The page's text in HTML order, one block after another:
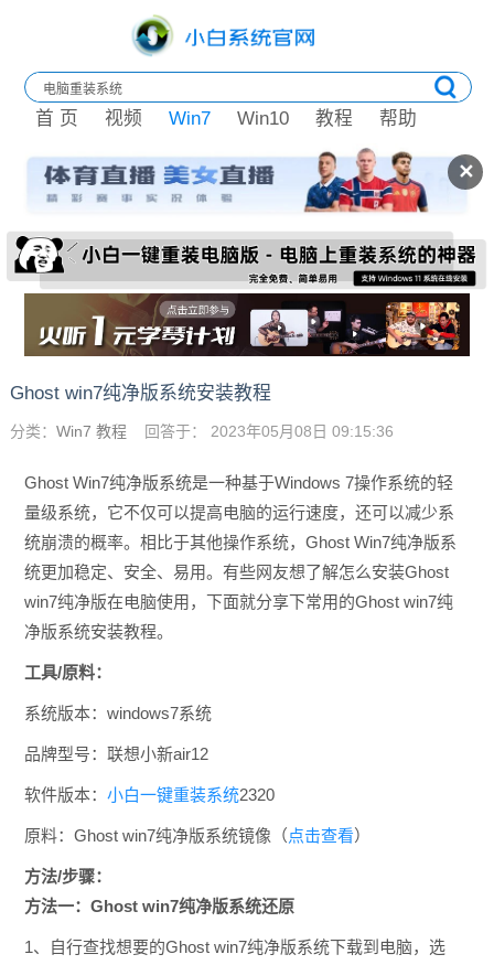
✕
首 页 视频 Win7 Win10 教程 帮助
Ghost win7纯净版系统安装教程
分类： Win7 教程 回答于： 2023年05月08日 09:15:36
Ghost Win7纯净版系统是一种基于Windows 7操作系统的轻
量级系统，它不仅可以提高电脑的运行速度，还可以减少系
统崩溃的概率。相比于其他操作系统，Ghost Win7纯净版系
统更加稳定、安全、易用。有些网友想了解怎么安装Ghost
win7纯净版在电脑使用，下面就分享下常用的Ghost win7纯
净版系统安装教程。
工具/原料：
系统版本：windows7系统
品牌型号：联想小新air12
软件版本： 小白一键重装系统2320
原料： Ghost win7纯净版系统镜像（点击查看）
方法/步骤：
方法一： Ghost win7纯净版系统还原
1、自行查找想要的Ghost win7纯净版系统下载到电脑，选